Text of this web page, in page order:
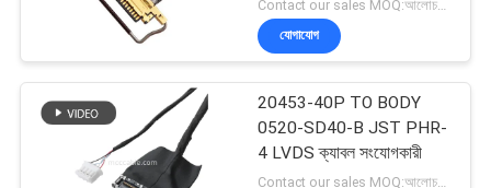
যোগাযোগ
20453-40P TO BODY
0520-SD40-B JST PHR-
4 LVDS ক্যাবল সংযোগকারী
Contact our sales MOQ:আলোচনাযোগ্য